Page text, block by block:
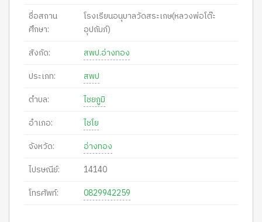
ชื่อสถาน
ศึกษา:
โรงเรียนอนุบาลวัดสระเกษ(หลวงพ่อโต๊ะ
อุปถัมภ์)
สังกัด:
สพป.อ่างทอง
ประเภท:
สพป
ตำบล:
ไชยภูมิ
อำเภอ:
ไชโย
จังหวัด:
อ่างทอง
ไปรษณีย์:
14140
โทรศัพท์:
0829942259